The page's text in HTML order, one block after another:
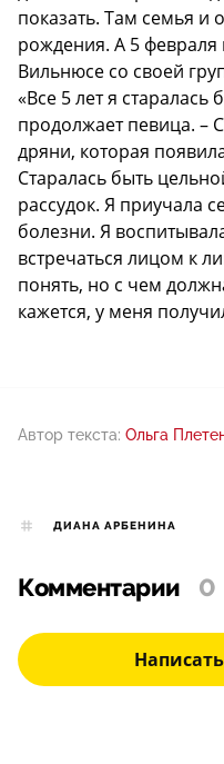
показать. Там семья и
рождения. А 5 февраля
Вильнюсе со своей
«Все 5 лет я
продолжает певица. –
дряни, которая
Старалась быть
рассудок. Я приучала
болезни. Я
встречаться лицом к
понять, но с чем
кажется, у меня
Автор текста: Ольга
ДИАНА АРБЕНИНА
Комментарии 0